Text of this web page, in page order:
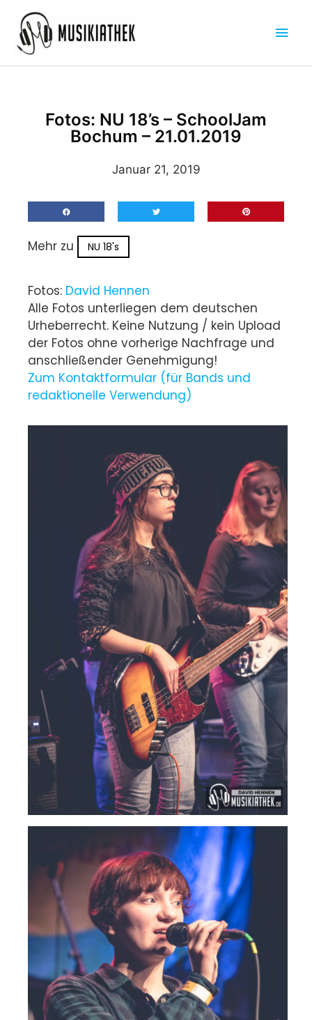
Inhalt
springen
Fotos: NU 18’s – SchoolJam
Bochum – 21.01.2019
Januar 21, 2019
Mehr zu NU 18's
Fotos: David Hennen
Alle Fotos unterliegen dem deutschen
Urheberrecht. Keine Nutzung / kein Upload
der Fotos ohne vorherige Nachfrage und
anschließender Genehmigung!
Zum Kontaktformular (für Bands und
redaktionelle Verwendung)